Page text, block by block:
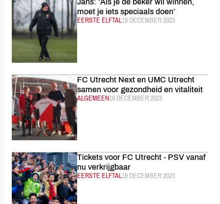
Jans: ‘Als je de beker wil winnen,
moet je iets speciaals doen’
CATEGORIE:
EERSTE ELFTALGEPUBLICEERD:
19 DECEMBER 2023
FC Utrecht Next en UMC Utrecht
samen voor gezondheid en vitaliteit
CATEGORIE:
ALGEMEENGEPUBLICEERD:
19 DECEMBER 2023
Tickets voor FC Utrecht - PSV vanaf
nu verkrijgbaar
CATEGORIE:
EERSTE ELFTALGEPUBLICEERD:
19 DECEMBER 2023